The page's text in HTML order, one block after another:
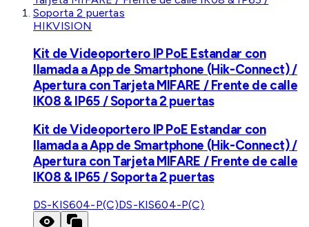
HIKVISION
Kit de Videoportero IP PoE Estandar con
llamada a App de Smartphone (Hik-Connect) /
Apertura con Tarjeta MIFARE / Frente de calle
IK08 & IP65 / Soporta 2 puertas
Kit de Videoportero IP PoE Estandar con
llamada a App de Smartphone (Hik-Connect) /
Apertura con Tarjeta MIFARE / Frente de calle
IK08 & IP65 / Soporta 2 puertas
DS-KIS604-P(C)DS-KIS604-P(C)